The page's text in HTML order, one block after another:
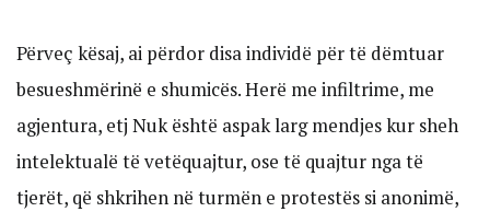
Përveç kësaj, ai përdor disa individë për të dëmtuar
besueshmërinë e shumicës. Herë me infiltrime, me
agjentura, etj Nuk është aspak larg mendjes kur sheh
intelektualë të vetëquajtur, ose të quajtur nga të
tjerët, që shkrihen në turmën e protestës si anonimë,